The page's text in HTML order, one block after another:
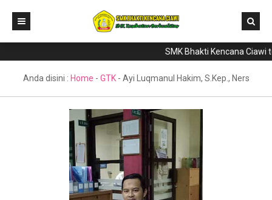
Direktori
Program Keahlian
SMK Bhakti Kencana Ciawi
Anda disini : Home - GTK- Ayi Luqmanul Hakim, S.Kep., Ners